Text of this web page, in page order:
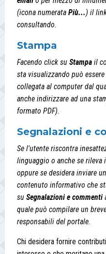
(icona numerata Più...) il
consultando.
Stampa
Facendo click su Stampa il
sta visualizzando può
collegata al computer dal
anche indirizzare ad una
formato PDF).
Segnalazioni e
Se l'utente riscontra
linguaggio o anche se
oppure se desidera inviare
contenuto informativo che
su Segnalazioni e commenti
quale può compilare un
responsabili del portale.
Chi desidera fornire